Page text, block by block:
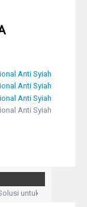
untuk setiap